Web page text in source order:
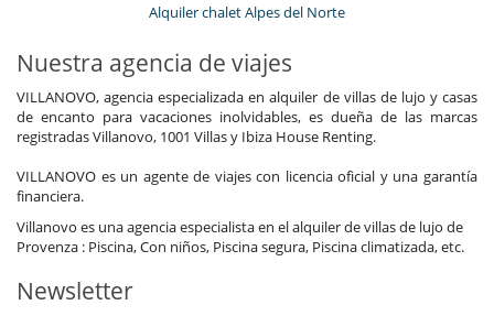
Alquiler chalet Alpes del Norte
Nuestra agencia de viajes
VILLANOVO, agencia especializada en alquiler de villas de lujo y casas
de encanto para vacaciones inolvidables, es dueña de las marcas
registradas Villanovo, 1001 Villas y Ibiza House Renting.
VILLANOVO es un agente de viajes con licencia oficial y una garantía
financiera.
Villanovo es una agencia especialista en el alquiler de villas de lujo de
Provenza : Piscina, Con niños, Piscina segura, Piscina climatizada, etc.
Newsletter